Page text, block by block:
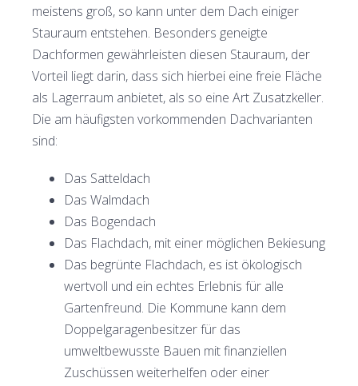
meistens groß, so kann unter dem Dach einiger
Stauraum entstehen. Besonders geneigte
Dachformen gewährleisten diesen Stauraum, der
Vorteil liegt darin, dass sich hierbei eine freie Fläche
als Lagerraum anbietet, als so eine Art Zusatzkeller.
Die am häufigsten vorkommenden Dachvarianten
sind:
Das Satteldach
Das Walmdach
Das Bogendach
Das Flachdach, mit einer möglichen Bekiesung
Das begrünte Flachdach, es ist ökologisch
wertvoll und ein echtes Erlebnis für alle
Gartenfreund. Die Kommune kann dem
Doppelgaragenbesitzer für das
umweltbewusste Bauen mit finanziellen
Zuschüssen weiterhelfen oder einer